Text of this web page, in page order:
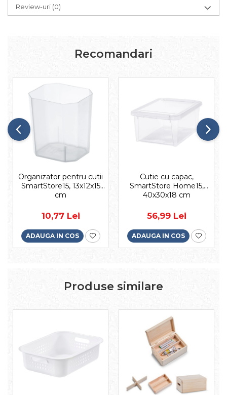
Review-uri (0)
Recomandari
Organizator pentru cutii
SmartStore15, 13x12x15
cm
10,77 Lei
ADAUGA IN COS
Cutie cu capac,
SmartStore Home15,
40x30x18 cm
56,99 Lei
ADAUGA IN COS
Produse similare